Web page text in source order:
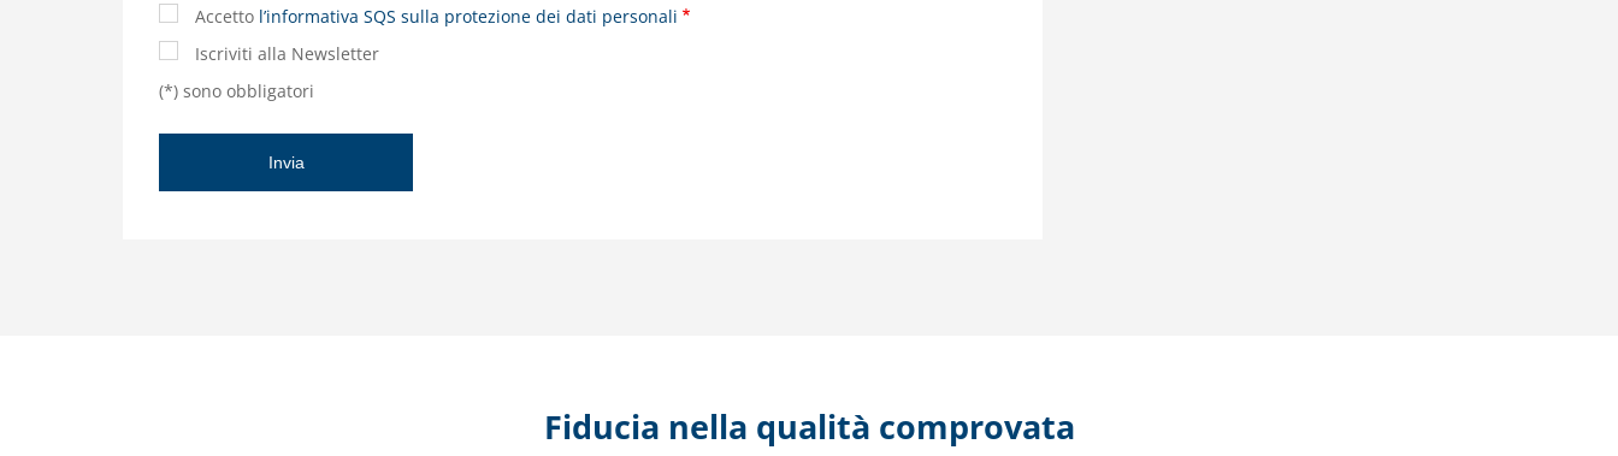
Accetto l’informativa SQS sulla protezione dei dati personali
Iscriviti alla Newsletter
(*) sono obbligatori
Fiducia nella qualità comprovata